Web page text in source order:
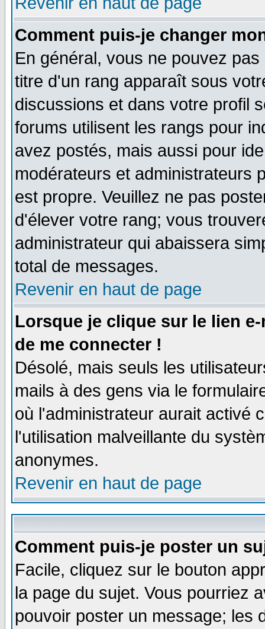
Comment puis-je changer
En général, vous ne pouvez
titre d'un rang apparaît sous
discussions et dans votre profil
forums utilisent les rangs pour
avez postés, mais aussi pour
modérateurs et administrateurs
est propre. Veuillez ne pas
d'élever votre rang; vous
administrateur qui abaissera
total de messages.
Revenir en haut de page
Lorsque je clique sur le lien
de me connecter !
Désolé, mais seuls les
mails à des gens via le
où l'administrateur aurait activé
l'utilisation malveillante du
anonymes.
Revenir en haut de page
Comment puis-je poster un
Facile, cliquez sur le bouton
la page du sujet. Vous pourriez
pouvoir poster un message; les